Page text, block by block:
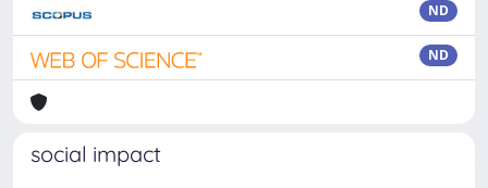
ND
ND
social impact